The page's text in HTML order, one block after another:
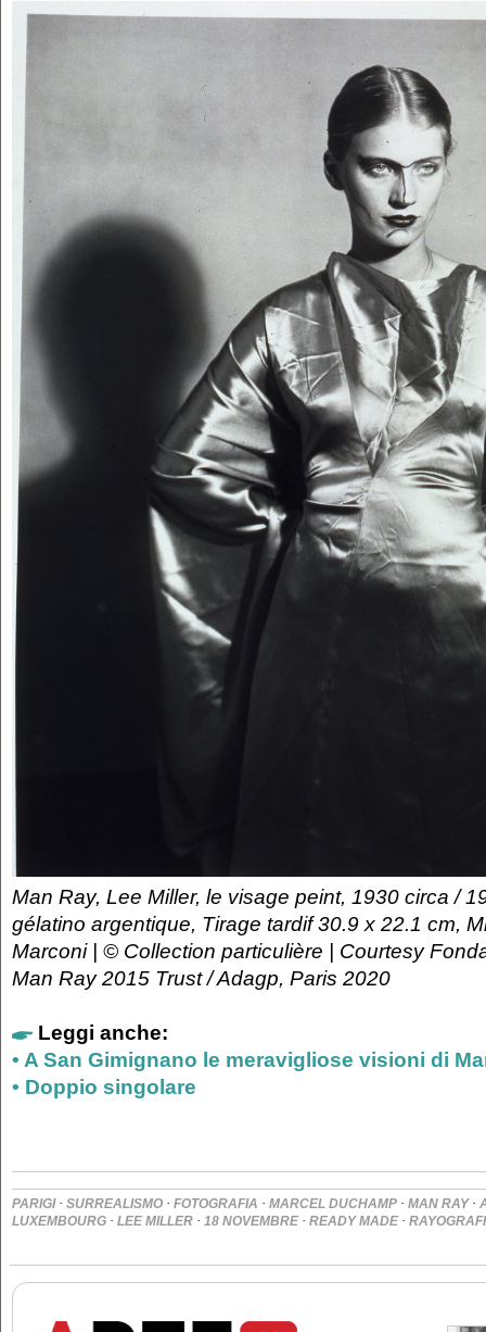
Man Ray, Lee Miller, le visage peint, 1930 circa /
gélatino argentique, Tirage tardif 30.9 x 22.1 cm,
Marconi | © Collection particulière | Courtesy
Man Ray 2015 Trust / Adagp, Paris 2020
Leggi anche:
• A San Gimignano le meravigliose visioni di
• Doppio singolare
PARIGI· SURREALISMO · FOTOGRAFIA · MARCEL DUCHAMP · MAN RAY·
LUXEMBOURG · LEE MILLER · 18 NOVEMBRE · READY MADE ·